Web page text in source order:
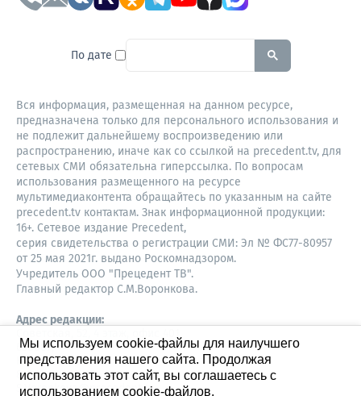
По дате To search this site, enter a
Вся информация, размещенная на данном ресурсе,
предназначена только для персонального использования и
не подлежит дальнейшему воспроизведению или
распространению, иначе как со ссылкой на precedent.tv, для
сетевых СМИ обязательна гиперссылка. По вопросам
использования размещенного на ресурсе
мультимедиаконтента обращайтесь по указанным на сайте
precedent.tv контактам. Знак информационной продукции:
16+. Сетевое издание Precedent,
серия свидетельства о регистрации СМИ: Эл № ФС77-80957
от 25 мая 2021г. выдано Роскомнадзором.
Учредитель ООО "Прецедент ТВ".
Главный редактор С.М.Воронкова.
Адрес редакции:
630087,
Новосибирск
8-960-779-12-96,
S.Voronkova@precedent.tv
Мы используем cookie-файлы для наилучшего
представления нашего сайта. Продолжая
использовать этот сайт, вы соглашаетесь с
использованием cookie-файлов.